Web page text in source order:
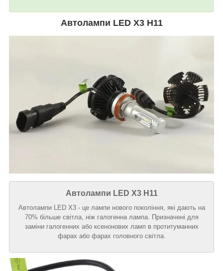
Автолампи LED X3 H11
Автолампи LED X3 H11
Автолампи LED X3 - це лампи нового покоління, які дають на
70% більше світла, ніж галогенна лампа. Призначені для
заміни галогенних або ксенонових ламп в протитуманних
фарах або фарах головного світла.